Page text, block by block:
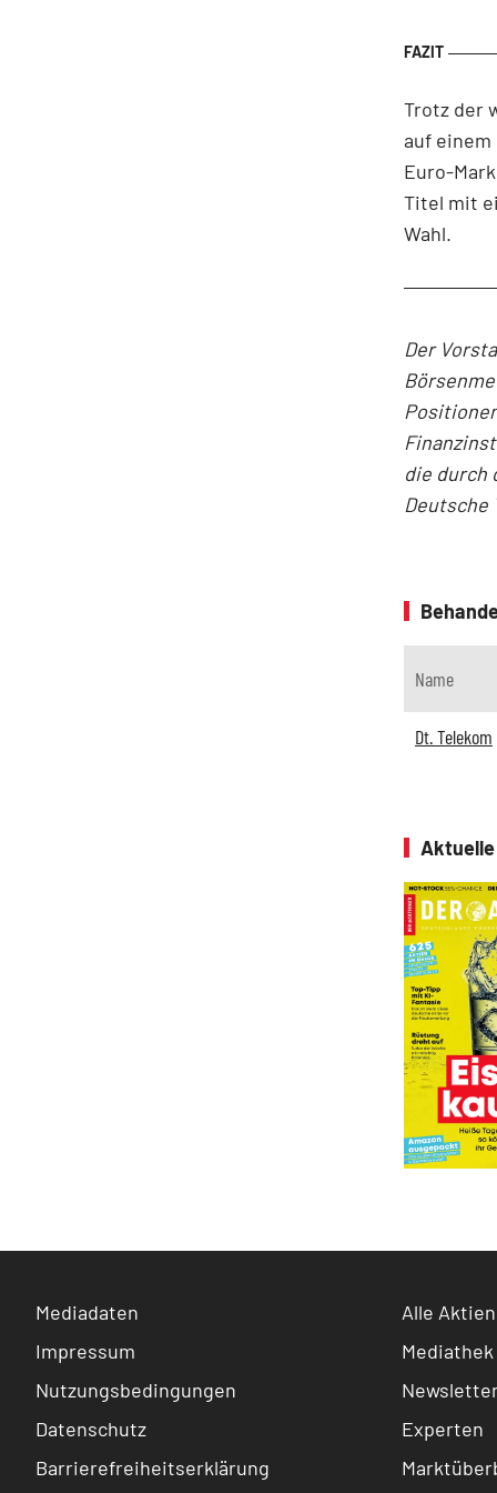
Trotz der
auf einem
Euro-
Titel mit
Wahl.
Der
die durch
Deutsche
Name
Dt. Telekom
Mediadaten
Impressum
Nutzungsbedingungen
Datenschutz
Barrierefreiheitserklärung
Alle Aktien
Mediathek
Experten